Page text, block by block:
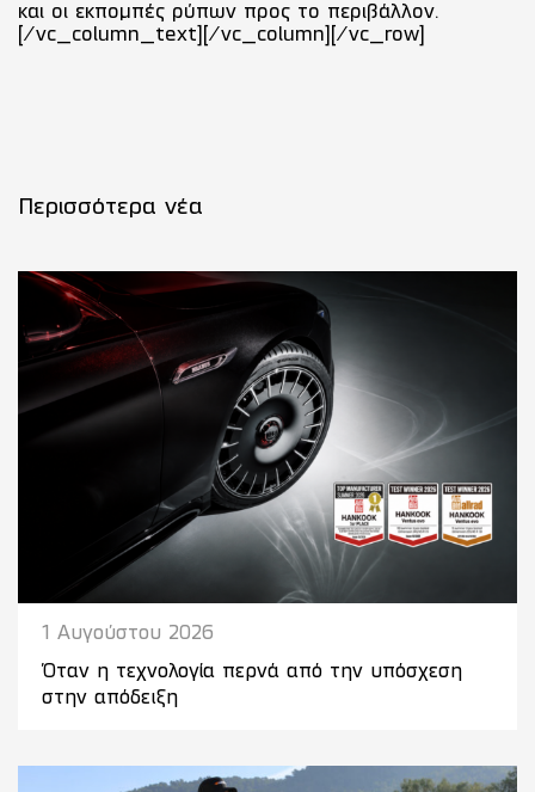
και οι εκπομπές ρύπων προς το περιβάλλον.
[/vc_column_text][/vc_column][/vc_row]
Περισσότερα νέα
1 Αυγούστου 2026
Όταν η τεχνολογία περνά από την υπόσχεση
στην απόδειξη